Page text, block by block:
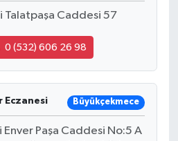
Talatpaşa Caddesi 57
0 (532) 606 26 98
Eczanesi Büyükçekmece
Paşa Caddesi No:5 A